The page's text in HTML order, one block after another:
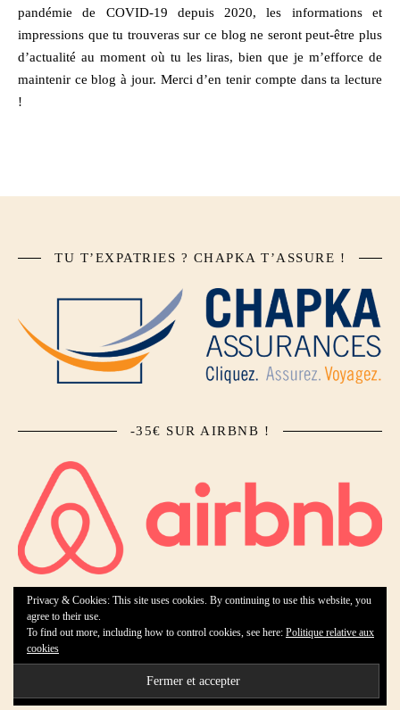
pandémie de COVID-19 depuis 2020, les informations et
impressions que tu trouveras sur ce blog ne seront peut-être plus
d’actualité au moment où tu les liras, bien que je m’efforce de
maintenir ce blog à jour. Merci d’en tenir compte dans ta lecture
!
TU T’EXPATRIES ? CHAPKA T’ASSURE !
-35€ SUR AIRBNB !
Ashe Theme by Royal-Flush - 2026 ©
Accueil Qui suis-je ? Collaborations Contact Mentions légales
Privacy & Cookies: This site uses cookies. By continuing to use this website, you
agree to their use.
To find out more, including how to control cookies, see here: Politique relative aux
cookies